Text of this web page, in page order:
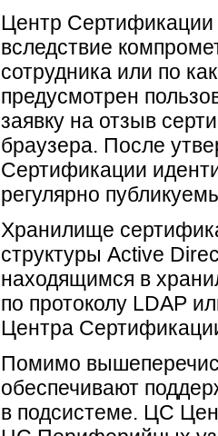
Центр Сертификации
вследствие
сотрудника или по
предусмотрен
заявку на отзыв
браузера. После
Сертификации
регулярно
Хранилище
структуры Active
находящимся в
по протоколу LDAP
Центра
Помимо
обеспечивают
в подсистеме. ЦC